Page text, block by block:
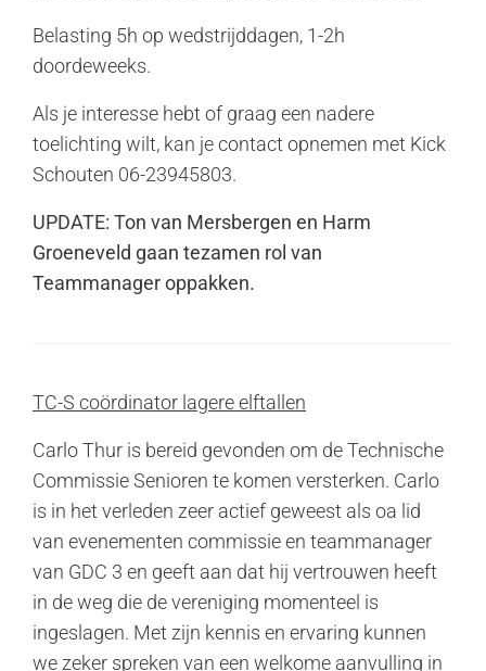
Belasting 5h op wedstrijddagen, 1-2h
doordeweeks.
Als je interesse hebt of graag een nadere
toelichting wilt, kan je contact opnemen met Kick
Schouten 06-23945803.
UPDATE: Ton van Mersbergen en Harm
Groeneveld gaan tezamen rol van
Teammanager oppakken.
TC-S coördinator lagere elftallen
Carlo Thur is bereid gevonden om de Technische
Commissie Senioren te komen versterken. Carlo
is in het verleden zeer actief geweest als oa lid
van evenementen commissie en teammanager
van GDC 3 en geeft aan dat hij vertrouwen heeft
in de weg die de vereniging momenteel is
ingeslagen. Met zijn kennis en ervaring kunnen
we zeker spreken van een welkome aanvulling in